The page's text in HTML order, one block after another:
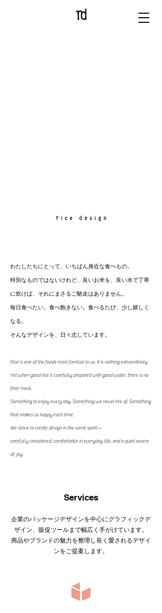
わたしたちにとって、いちばん身近な食べもの。
特別なものではないけれど、良いお米を、良い水で丁寧
に炊けば、それにまさるご馳走はありません。
毎日食べたい。食べ飽きない。食べるたび、少し嬉しく
なる。
そんなデザインを、日々志しています。
Rice is one of the foods most familiar to us. It is nothing extraordinary.
Yet when good rice is carefully prepared with good water, there is no
finer meal.
Something to enjoy every day.Something we never tire of.Something
that makes us happy each time.
We strive to create design in the same spirit—
carefully considered, comfortable in everyday life,and a quiet source
of joy.
Services
企業のパッケージデザインを中心にグラフィックデ
ザイン、販促ツールまで幅広く手がけています。
商品やブランドの魅力を整理し長く愛されるデザイ
ンをご提案します。